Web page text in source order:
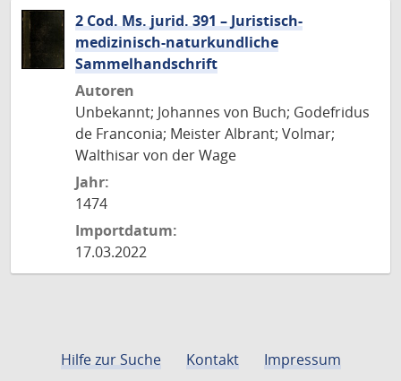
2 Cod. Ms. jurid. 391 – Juristisch-
medizinisch-naturkundliche
Sammelhandschrift
Autoren
Unbekannt; Johannes von Buch; Godefridus
de Franconia; Meister Albrant; Volmar;
Walthisar von der Wage
Jahr:
1474
Importdatum:
17.03.2022
Hilfe zur Suche Kontakt
Impressum